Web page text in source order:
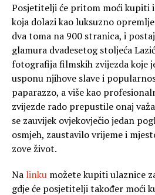
Posjetitelji će pritom moći kupiti i
koja dolazi kao luksuzno
dva toma na 900 stranica, i
glamura dvadesetog stoljeća
fotografija filmskih zvijezda koje
usponu njihove slave i
paparazzo, a više kao
zvijezde rado prepustile onaj
se zauvijek ovjekovječio jedan
osmjeh, zaustavilo vrijeme i
zove život.
Na linku možete kupiti ulaznice
gdje će posjetitelji također moći